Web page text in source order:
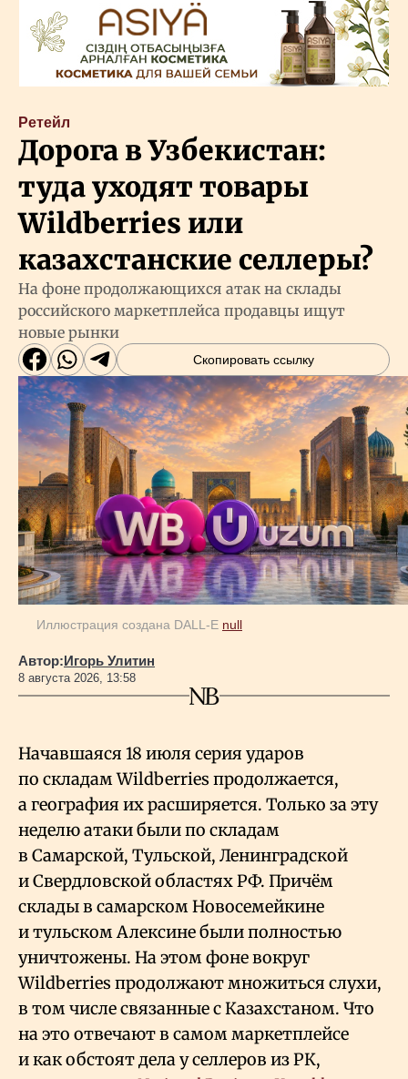
Ретейл
Дорога в Узбекистан:
туда уходят товары
Wildberries или
казахстанские селлеры?
На фоне продолжающихся атак на склады
российского маркетплейса продавцы ищут
новые рынки
Скопировать ссылку
Иллюстрация создана DALL-E null
Автор:Игорь Улитин
8 августа 2026, 13:58
Начавшаяся 18 июля серия ударов
по складам Wildberries продолжается,
а география их расширяется. Только за эту
неделю атаки были по складам
в Самарской, Тульской, Ленинградской
и Свердловской областях РФ. Причём
склады в самарском Новосемейкине
и тульском Алексине были полностью
уничтожены. На этом фоне вокруг
Wildberries продолжают множиться слухи,
в том числе связанные с Казахстаном. Что
на это отвечают в самом маркетплейсе
и как обстоят дела у селлеров из РК,